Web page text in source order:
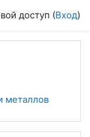
доступ (Вход)
металлов